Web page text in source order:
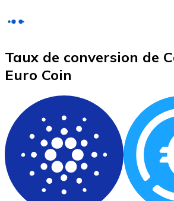
XRP
XRP
Taux de conversion de
Euro Coin